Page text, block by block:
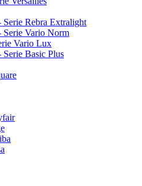
Serie Rebra Extralight
Serie Vario Norm
Vario Lux
Serie Basic Plus